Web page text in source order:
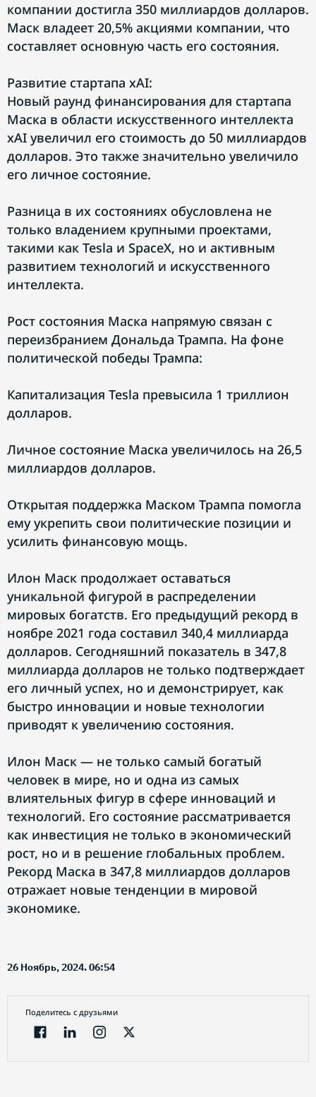
компании достигла 350 миллиардов долларов.
Маск владеет 20,5% акциями компании, что
составляет основную часть его состояния.
Развитие стартапа xAI:
Новый раунд финансирования для стартапа
Маска в области искусственного интеллекта
xAI увеличил его стоимость до 50 миллиардов
долларов. Это также значительно увеличило
его личное состояние.
Разница в их состояниях обусловлена не
только владением крупными проектами,
такими как Tesla и SpaceX, но и активным
развитием технологий и искусственного
интеллекта.
Рост состояния Маска напрямую связан с
переизбранием Дональда Трампа. На фоне
политической победы Трампа:
Капитализация Tesla превысила 1 триллион
долларов.
Личное состояние Маска увеличилось на 26,5
миллиардов долларов.
Открытая поддержка Маском Трампа помогла
ему укрепить свои политические позиции и
усилить финансовую мощь.
Илон Маск продолжает оставаться
уникальной фигурой в распределении
мировых богатств. Его предыдущий рекорд в
ноябре 2021 года составил 340,4 миллиарда
долларов. Сегодняшний показатель в 347,8
миллиарда долларов не только подтверждает
его личный успех, но и демонстрирует, как
быстро инновации и новые технологии
приводят к увеличению состояния.
Илон Маск — не только самый богатый
человек в мире, но и одна из самых
влиятельных фигур в сфере инноваций и
технологий. Его состояние рассматривается
как инвестиция не только в экономический
рост, но и в решение глобальных проблем.
Рекорд Маска в 347,8 миллиардов долларов
отражает новые тенденции в мировой
экономике.
26 Ноябрь, 2024. 06:54
Поделитесь с друзьями